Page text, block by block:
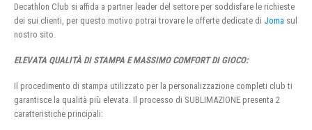
Decathlon Club si affida a partner leader del settore per soddisfare le richieste
dei sui clienti, per questo motivo potrai trovare le offerte dedicate di Joma sul
nostro sito.
ELEVATA QUALITÀ DI STAMPA E MASSIMO COMFORT DI GIOCO:
Il procedimento di stampa utilizzato per la personalizzazione completi club ti
garantisce la qualità più elevata. Il processo di SUBLIMAZIONE presenta 2
caratteristiche principali: